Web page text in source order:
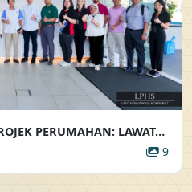
MENINJAU KEMAJUAN PROJEK PERUMAHAN: LAWATAN KE TAPAK PEMBANGUNAN RUMAH BANDAR SELANGORKU
9